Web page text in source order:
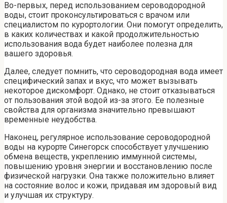
Во-первых, перед использованием сероводородной
воды, стоит проконсультироваться с врачом или
специалистом по курортологии. Они помогут определить,
в каких количествах и какой продолжительностью
использования вода будет наиболее полезна для
вашего здоровья.
Далее, следует помнить, что сероводородная вода имеет
специфический запах и вкус, что может вызывать
некоторое дискомфорт. Однако, не стоит отказываться
от пользования этой водой из-за этого. Ее полезные
свойства для организма значительно превышают
временные неудобства.
Наконец, регулярное использование сероводородной
воды на курорте Синегорск способствует улучшению
обмена веществ, укреплению иммунной системы,
повышению уровня энергии и восстановлению после
физической нагрузки. Она также положительно влияет
на состояние волос и кожи, придавая им здоровый вид
и улучшая их структуру.